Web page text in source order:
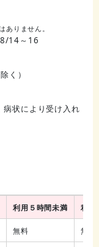
ありません。
14～16
く）
病状により受け入れ
利用５時間未満 利用
無料 無料